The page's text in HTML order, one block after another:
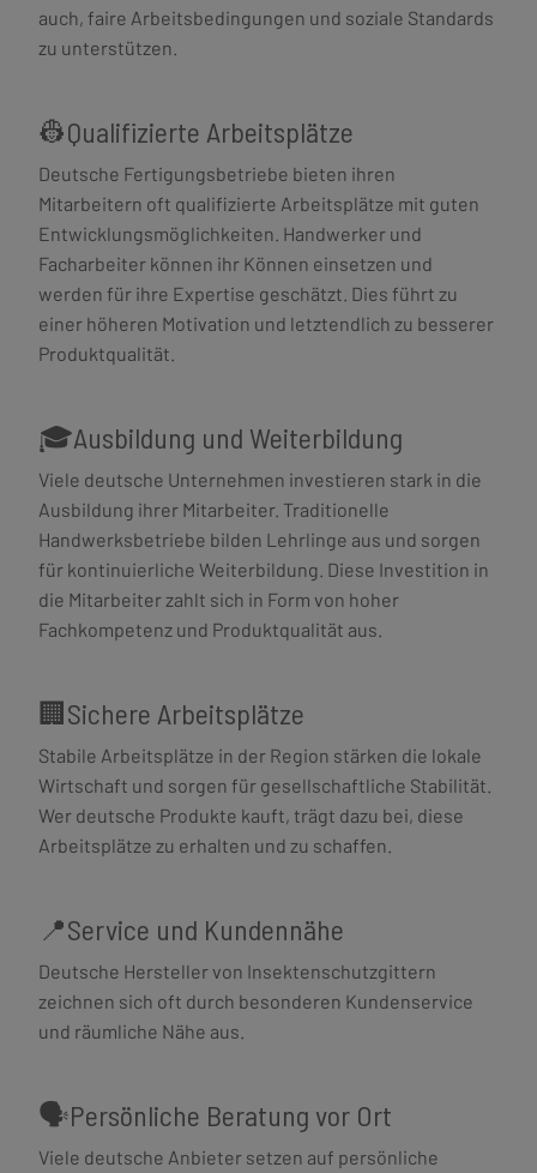
auch, faire Arbeitsbedingungen und soziale Standards
zu unterstützen.
👷Qualifizierte Arbeitsplätze
Deutsche Fertigungsbetriebe bieten ihren
Mitarbeitern oft qualifizierte Arbeitsplätze mit guten
Entwicklungsmöglichkeiten. Handwerker und
Facharbeiter können ihr Können einsetzen und
werden für ihre Expertise geschätzt. Dies führt zu
einer höheren Motivation und letztendlich zu besserer
Produktqualität.
🎓Ausbildung und Weiterbildung
Viele deutsche Unternehmen investieren stark in die
Ausbildung ihrer Mitarbeiter. Traditionelle
Handwerksbetriebe bilden Lehrlinge aus und sorgen
für kontinuierliche Weiterbildung. Diese Investition in
die Mitarbeiter zahlt sich in Form von hoher
Fachkompetenz und Produktqualität aus.
🏢Sichere Arbeitsplätze
Stabile Arbeitsplätze in der Region stärken die lokale
Wirtschaft und sorgen für gesellschaftliche Stabilität.
Wer deutsche Produkte kauft, trägt dazu bei, diese
Arbeitsplätze zu erhalten und zu schaffen.
📍Service und Kundennähe
Deutsche Hersteller von Insektenschutzgittern
zeichnen sich oft durch besonderen Kundenservice
und räumliche Nähe aus.
🗣️Persönliche Beratung vor Ort
Viele deutsche Anbieter setzen auf persönliche